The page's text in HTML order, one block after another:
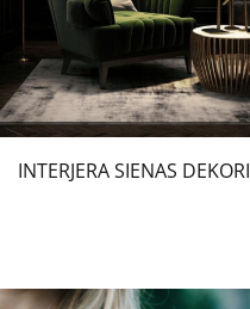
INTERJERA SIENAS DEKORI